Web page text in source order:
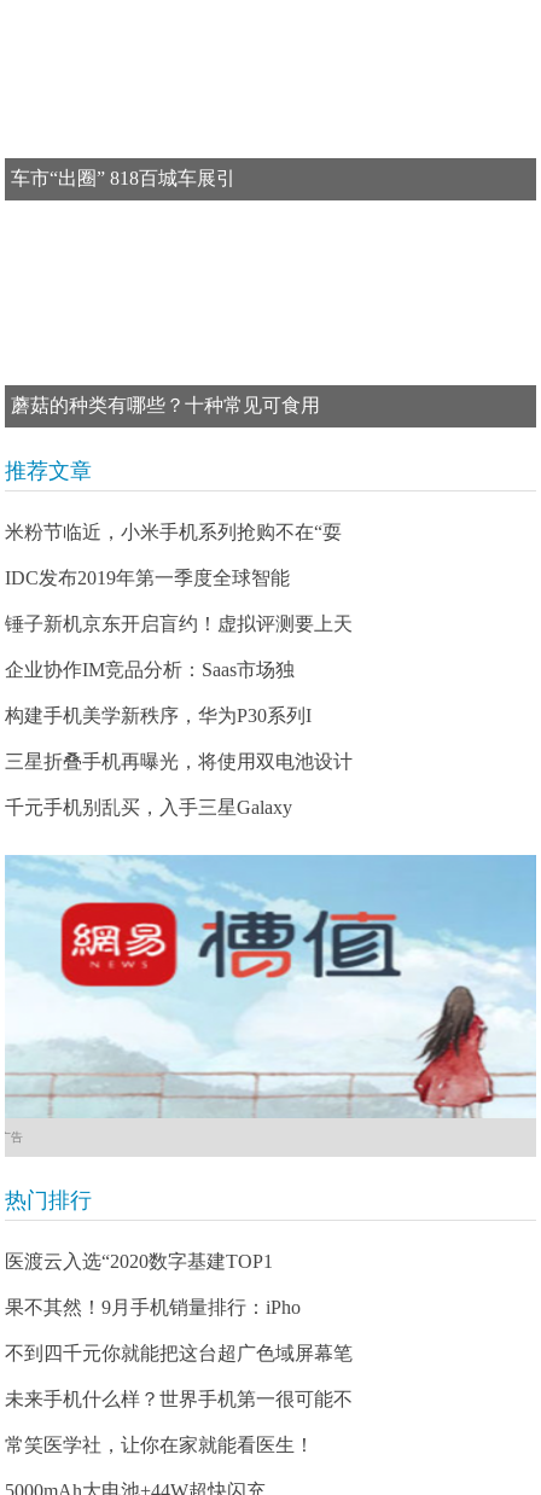
车市“出圈” 818百城车展引
蘑菇的种类有哪些？十种常见可食用
推荐文章
米粉节临近，小米手机系列抢购不在“耍
IDC发布2019年第一季度全球智能
锤子新机京东开启盲约！虚拟评测要上天
企业协作IM竞品分析：Saas市场独
构建手机美学新秩序，华为P30系列I
三星折叠手机再曝光，将使用双电池设计
千元手机别乱买，入手三星Galaxy
广告
热门排行
医渡云入选“2020数字基建TOP1
果不其然！9月手机销量排行：iPho
不到四千元你就能把这台超广色域屏幕笔
未来手机什么样？世界手机第一很可能不
常笑医学社，让你在家就能看医生！
5000mAh大电池+44W超快闪充